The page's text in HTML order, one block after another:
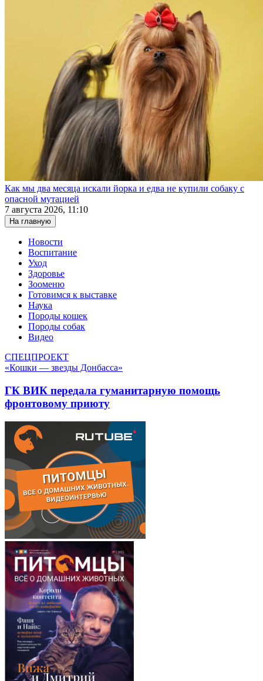
Как мы два месяца искали йорка и едва не купили собаку с
опасной мутацией
7 августа 2026, 11:10
На главную
Новости
Воспитание
Уход
Здоровье
Зооменю
Готовимся к выставке
Наука
Породы кошек
Породы собак
Видео
СПЕЦПРОЕКТ
«Кошки — звезды Донбасса»
ГК ВИК передала гуманитарную помощь
фронтовому приюту